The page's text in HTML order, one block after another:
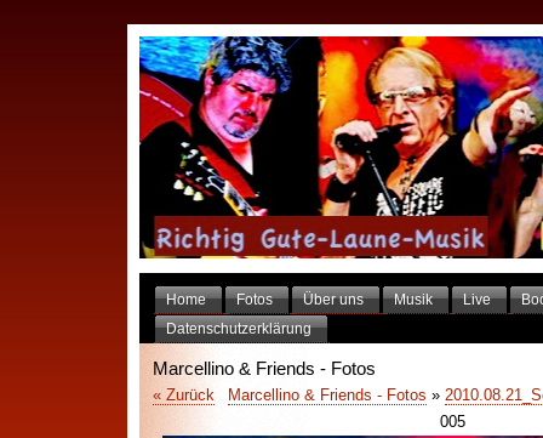
Home Fotos Über uns Musik Live
Datenschutzerklärung
Marcellino & Friends - Fotos
Marcellino & Friends - Fotos »
« Zurück
005